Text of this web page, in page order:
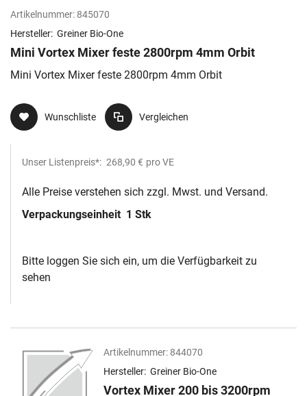
Artikelnummer: 845070
Hersteller: Greiner Bio-One
Mini Vortex Mixer feste 2800rpm 4mm Orbit
Mini Vortex Mixer feste 2800rpm 4mm Orbit
Wunschliste Vergleichen
Unser Listenpreis*: 268,90 € pro VE
Alle Preise verstehen sich zzgl. Mwst. und Versand.
Verpackungseinheit 1 Stk
Bitte loggen Sie sich ein, um die Verfügbarkeit zu
sehen
Artikelnummer: 844070
Hersteller: Greiner Bio-One
Vortex Mixer 200 bis 3200rpm